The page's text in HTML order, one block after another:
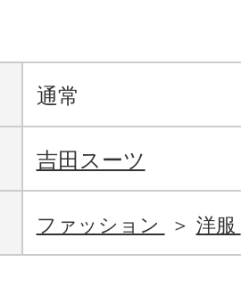
通常
吉田スーツ
ファッション 洋服